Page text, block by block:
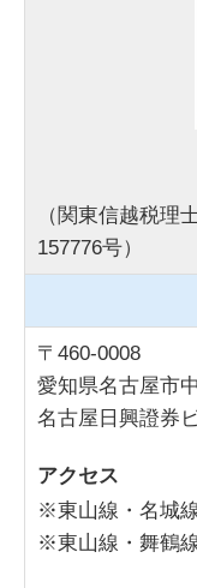
（関東信越税理
157776号）
〒460-0008
愛知県名古屋市
名古屋日興證券
アクセス
※東山線・名城
※東山線・舞鶴